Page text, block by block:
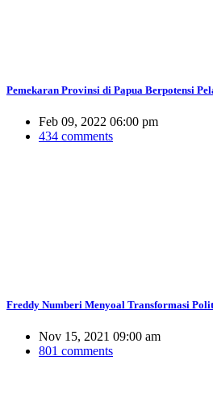
Pemekaran Provinsi di Papua Berpotensi
Feb 09, 2022 06:00 pm
434 comments
Freddy Numberi Menyoal Transformasi
Nov 15, 2021 09:00 am
801 comments